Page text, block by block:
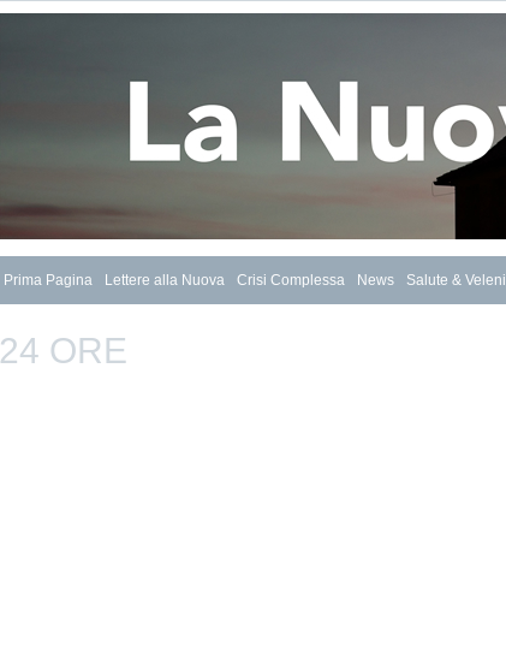
Prima Pagina Lettere alla Nuova Crisi Complessa News Salute & Veleni
24 ORE